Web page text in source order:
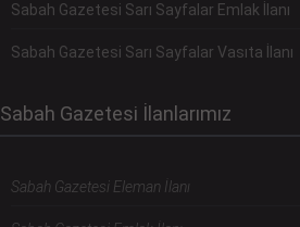
Sabah Gazetesi Sarı Sayfalar Emlak İlanı
Sabah Gazetesi Sarı Sayfalar Vasıta İlanı
Sabah Gazetesi İlanlarımız
Sabah Gazetesi Eleman İlanı